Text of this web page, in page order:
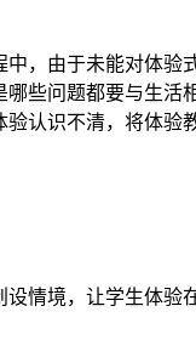
，由于未能对体验
些问题都要与生活
认识不清，将体验
情境，让学生体验